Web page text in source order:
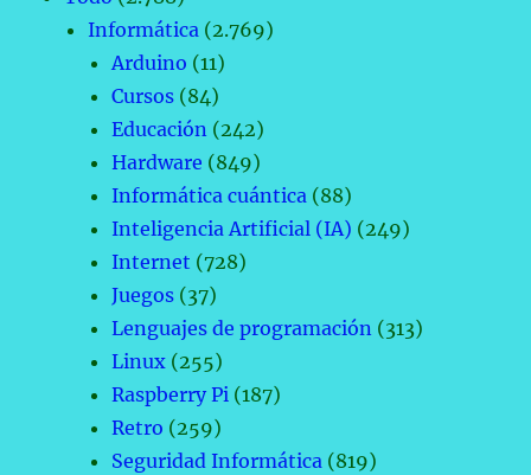
Informática (2.769)
Arduino (11)
Cursos (84)
Educación (242)
Hardware (849)
Informática cuántica (88)
Inteligencia Artificial (IA) (249)
Internet (728)
Juegos (37)
Lenguajes de programación (313)
Linux (255)
Raspberry Pi (187)
Retro (259)
Seguridad Informática (819)